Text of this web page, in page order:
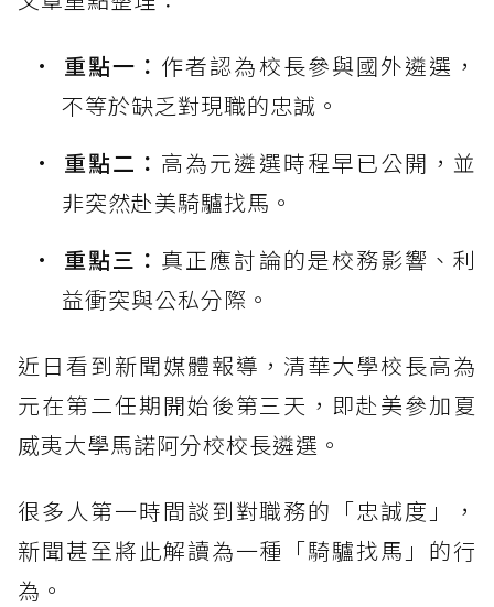
重點一： 作者認為校長參與國外遴選，
不等於缺乏對現職的忠誠。
重點二： 高為元遴選時程早已公開，並
非突然赴美騎驢找馬。
重點三： 真正應討論的是校務影響、利
益衝突與公私分際。
近日看到新聞媒體報導，清華大學校長高為
元在第二任期開始後第三天，即赴美參加夏
威夷大學馬諾阿分校校長遴選。
很多人第一時間談到對職務的「忠誠度」，
新聞甚至將此解讀為一種「騎驢找馬」的行
為。